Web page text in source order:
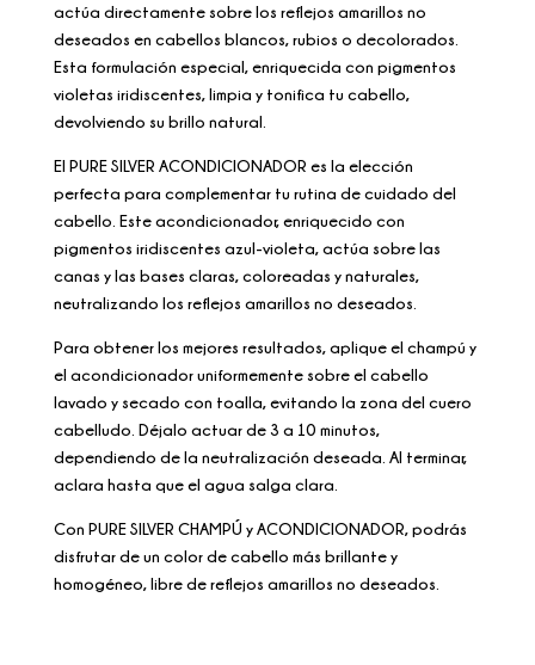
actúa directamente sobre los reflejos amarillos no
deseados en cabellos blancos, rubios o decolorados.
Esta formulación especial, enriquecida con pigmentos
violetas iridiscentes, limpia y tonifica tu cabello,
devolviendo su brillo natural.
El PURE SILVER ACONDICIONADOR es la elección
perfecta para complementar tu rutina de cuidado del
cabello. Este acondicionador, enriquecido con
pigmentos iridiscentes azul-violeta, actúa sobre las
canas y las bases claras, coloreadas y naturales,
neutralizando los reflejos amarillos no deseados.
Para obtener los mejores resultados, aplique el champú y
el acondicionador uniformemente sobre el cabello
lavado y secado con toalla, evitando la zona del cuero
cabelludo. Déjalo actuar de 3 a 10 minutos,
dependiendo de la neutralización deseada. Al terminar,
aclara hasta que el agua salga clara.
Con PURE SILVER CHAMPÚ y ACONDICIONADOR, podrás
disfrutar de un color de cabello más brillante y
homogéneo, libre de reflejos amarillos no deseados.